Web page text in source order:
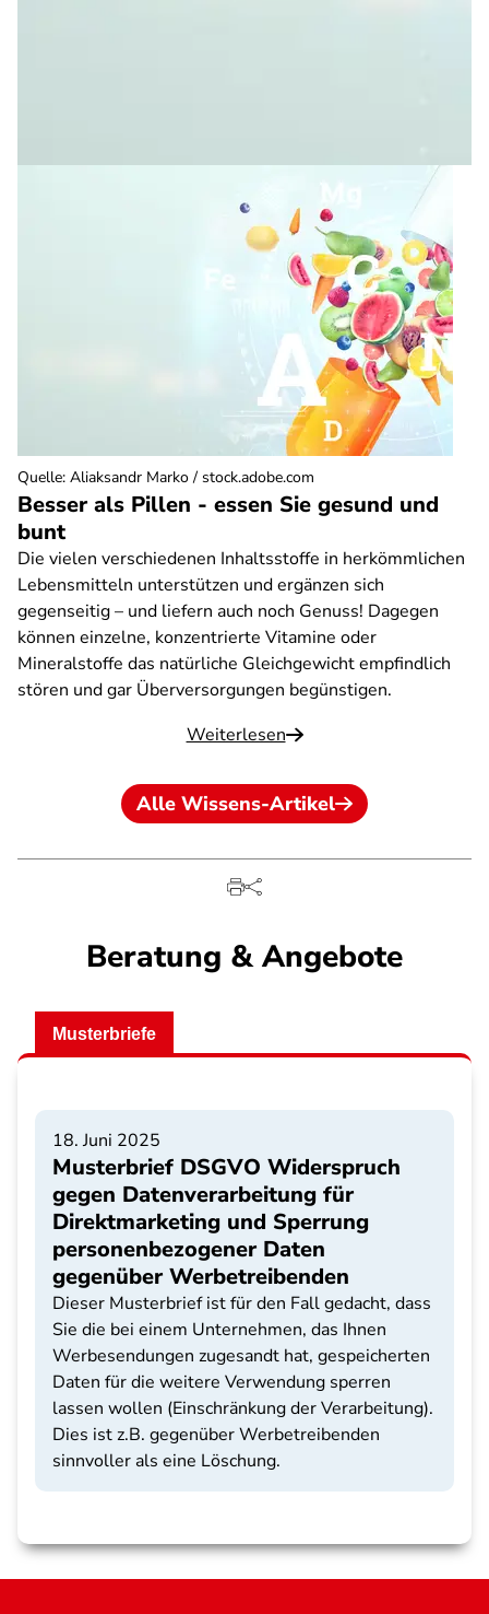
Besser als Pillen - essen Sie gesund und
bunt
Die vielen verschiedenen Inhaltsstoffe in herkömmlichen
Lebensmitteln unterstützen und ergänzen sich
gegenseitig – und liefern auch noch Genuss! Dagegen
können einzelne, konzentrierte Vitamine oder
Mineralstoffe das natürliche Gleichgewicht empfindlich
stören und gar Überversorgungen begünstigen.
Weiterlesen
Quelle: Aliaksandr Marko / stock.adobe.com
Alle Wissens-Artikel
Beratung & Angebote
Musterbriefe
18. Juni 2025
Musterbrief DSGVO Widerspruch
gegen Datenverarbeitung für
Direktmarketing und Sperrung
personenbezogener Daten
gegenüber Werbetreibenden
Dieser Musterbrief ist für den Fall gedacht, dass
Sie die bei einem Unternehmen, das Ihnen
Werbesendungen zugesandt hat, gespeicherten
Daten für die weitere Verwendung sperren
lassen wollen (Einschränkung der Verarbeitung).
Dies ist z.B. gegenüber Werbetreibenden
sinnvoller als eine Löschung.